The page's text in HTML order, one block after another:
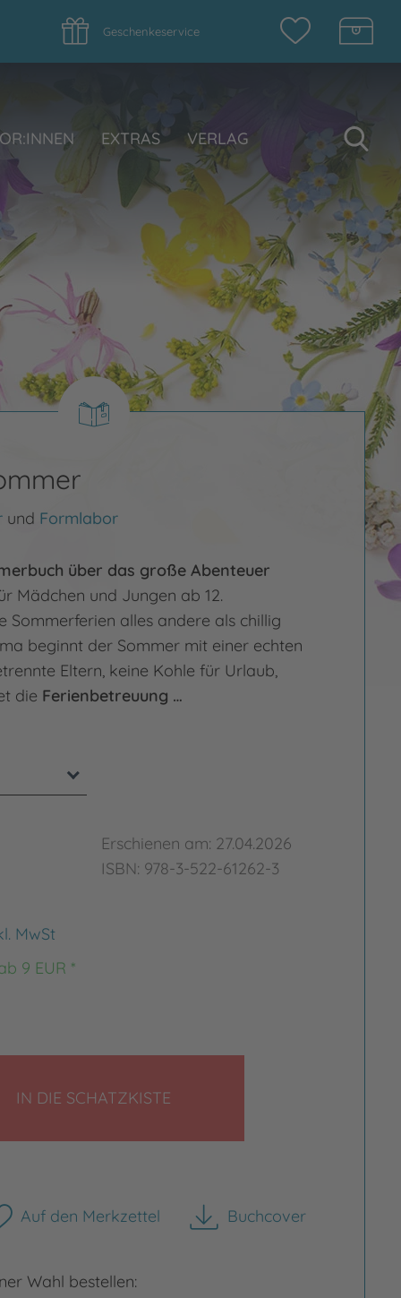
Geschenkeservice
EXTRAS VERLAG
und Formlabor
über das große Abenteuer
Mädchen und Jungen ab 12.
Sommerferien alles andere als chillig
beginnt der Sommer mit einer echten
Eltern, keine Kohle für Urlaub,
die Ferienbetreuung …
Erschienen am: 27.04.2026
ISBN: 978-3-522-61262-3
MwSt
9 EUR *
IN DIE SCHATZKISTE
Auf den Merkzettel Buchcover
herunterladen
Wahl bestellen: